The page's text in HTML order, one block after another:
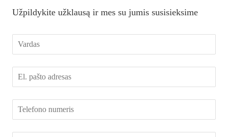
Užpildykite užklausą ir mes su jumis susisieksime